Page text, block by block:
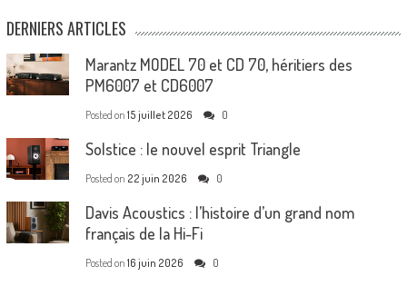
DERNIERS ARTICLES
Marantz MODEL 70 et CD 70, héritiers des
PM6007 et CD6007
Posted on 15 juillet 2026 0
Solstice : le nouvel esprit Triangle
Posted on 22 juin 2026 0
Davis Acoustics : l’histoire d’un grand nom
français de la Hi-Fi
Posted on 16 juin 2026 0